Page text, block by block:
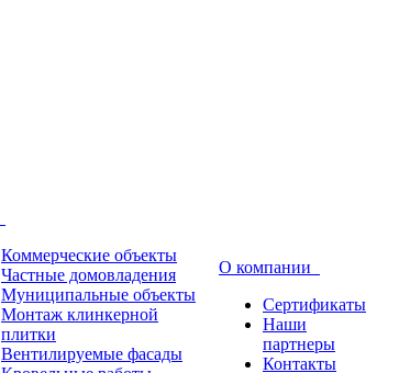
Коммерческие объекты
Частные домовладения
Муниципальные объекты
Монтаж клинкерной
плитки
Вентилируемые фасады
О компании
Сертификаты
Наши
партнеры
Контакты